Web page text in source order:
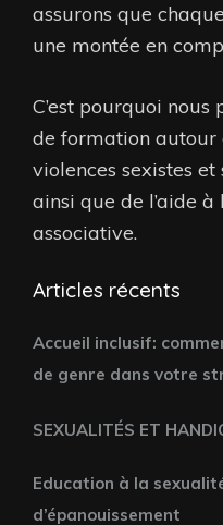
assurons que
une montée en
C’est pourquoi nous
de formation autour
violences sexistes et
ainsi que de l’aide
associative.
Articles récents
Accueil inclusif:
de genre dans votre
SEXUALITÉS ET
Education à la
d’épanouissement